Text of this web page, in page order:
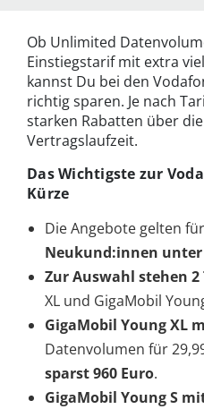
Ob Unlimited
Einstiegstarif mit extra
kannst Du bei den
richtig sparen. Je nach
starken Rabatten über
Vertragslaufzeit.
Das Wichtigste zur
Kürze
Die Angebote gelten für
Neukund:innen unter
Zur Auswahl stehen 2
XL und GigaMobil
GigaMobil Young XL
Datenvolumen für
sparst 960 Euro.
GigaMobil Young S